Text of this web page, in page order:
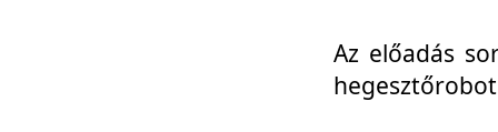
Az előadás